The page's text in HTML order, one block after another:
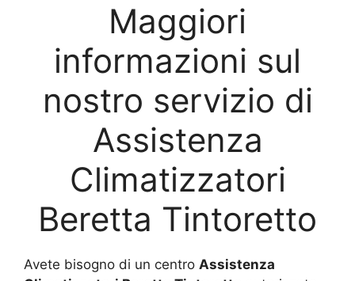
Maggiori
informazioni sul
nostro servizio di
Assistenza
Climatizzatori
Beretta Tintoretto
Avete bisogno di un centro Assistenza